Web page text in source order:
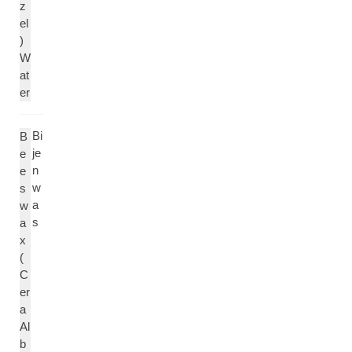
z
el
)
W
at
er
B
e
e
s
w
a
x
(
C
er
a
Al
b
Bi
je
n
w
a
s